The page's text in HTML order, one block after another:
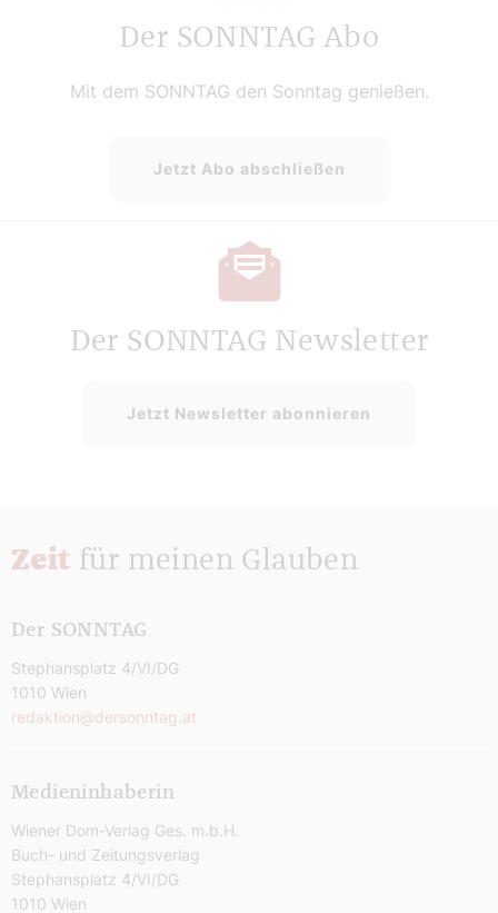
Der SONNTAG Abo
Mit dem SONNTAG den Sonntag genießen.
Jetzt Abo abschließen
Der SONNTAG Newsletter
Jetzt Newsletter abonnieren
Zeit für meinen Glauben
Der SONNTAG
Stephansplatz 4/VI/DG
1010 Wien
redaktion@dersonntag.at
Medieninhaberin
Wiener Dom-Verlag Ges. m.b.H.
Buch- und Zeitungsverlag
Stephansplatz 4/VI/DG
1010 Wien